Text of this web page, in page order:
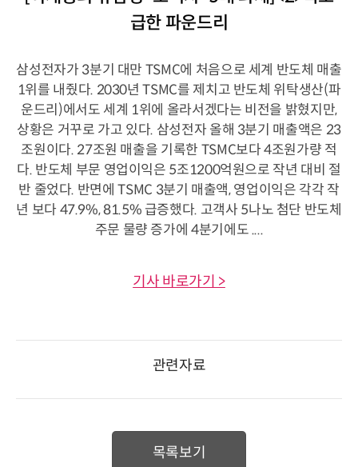
급한 파운드리
삼성전자가 3분기 대만 TSMC에 처음으로 세계 반도체 매출
1위를 내줬다. 2030년 TSMC를 제치고 반도체 위탁생산(파
운드리)에서도 세계 1위에 올라서겠다는 비전을 밝혔지만,
상황은 거꾸로 가고 있다. 삼성전자 올해 3분기 매출액은 23
조원이다. 27조원 매출을 기록한 TSMC보다 4조원가량 적
다. 반도체 부문 영업이익은 5조1200억원으로 작년 대비 절
반 줄었다. 반면에 TSMC 3분기 매출액, 영업이익은 각각 작
년 보다 47.9%, 81.5% 급증했다. 고객사 5나노 첨단 반도체
주문 물량 증가에 4분기에도 ....
기사 바로가기 >
관련자료
목록보기